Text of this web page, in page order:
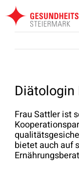
Zum
Inhalt
springen
Diätologin
Frau Sattler ist
bietet auch auf